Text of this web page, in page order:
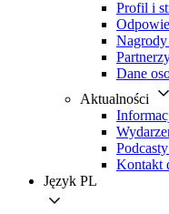
Profil i
Dane
Aktualności
Kontakt
Język PL